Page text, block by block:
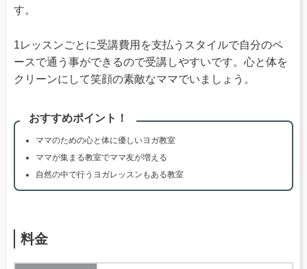
す。
1レッスンごとに受講費用を支払うスタイルで自分のペ
ースで通う事ができるので受講しやすいです。心と体を
クリーンにして笑顔の素敵なママでいましょう。
おすすめポイント！
ママのための心と体に優しいヨガ教室
ママが集まる教室でママ友が増える
自然の中で行うヨガレッスンもある教室
料金